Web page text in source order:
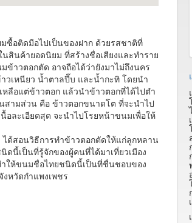
อติดมือไปเป็นของฝาก ด้วยรสชาติที่
สินค้ายอดนิยม ที่สร้างชื่อเสียงและทำราย
าวตอกตัด อาจถือได้ว่ายังมาไม่ถึงนคร
วเหนียว น้ำตาลปี๊บ และน้ำกะทิ โดยนำ
หลือแต่ข้าวตอก แล้วนำข้าวตอกที่ได้ไปตำ
สามส่วน คือ ข้าวตอกขนาดโต ที่จะนำไป
ละเอียดสุด จะนำไปโรยหน้าขนมเพื่อให้
สอนวิธีการทำข้าวตอกตัดให้แก่ลูกหลาน
นี้เป็นที่รู้จักของผู้คนที่ได้มาเที่ยวเมือง
ให้ขนมชื่อไทยชนิดนี้เป็นที่ชื่นชอบของ
หวัดกำแพงเพชร